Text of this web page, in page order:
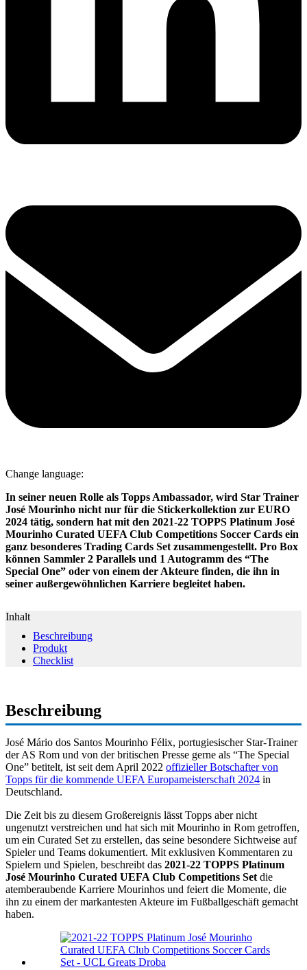
Change language:
In seiner neuen Rolle als Topps Ambassador, wird Star Trainer
José Mourinho nicht nur für die Stickerkollektion zur EURO
2024 tätig, sondern hat mit den 2021-22 TOPPS Platinum José
Mourinho Curated UEFA Club Competitions Soccer Cards ein
ganz besonderes Trading Cards Set zusammengestellt. Pro Box
können Sammler 2 Parallels und 1 Autogramm des “The
Special One” oder von einem der Akteure finden, die ihn in
seiner außergewöhnlichen Karriere begleitet haben.
Inhalt
Beschreibung
Produkt
Checklist
Beschreibung
José Mário dos Santos Mourinho Félix, portugiesischer Star-Trainer
der AS Rom und von der britischen Presse gerne als “The Special
One” betitelt, ist seit dem April 2022 offizieller Botschafter von
Topps für die kommende UEFA Europameisterschaft 2024 in
Deutschland.
Die Zeit bis zu diesem Großereignis lässt Topps aber nicht
ungenutzt verstreichen und hat sich mit Mourinho in Rom getroffen,
um ein Curated Set zu erstellen, das seine besondere Sichtweise auf
Spieler und Teams dokumentiert. Mit exklusiven Kommentaren zu
Spielern und Spielen, beschreibt das 2021-22 TOPPS Platinum
José Mourinho Curated UEFA Club Competitions Set die
atemberaubende Karriere Mourinhos und feiert die Momente, die
ihn zu einem der markantesten Akteure im Fußballgeschäft gemacht
haben.